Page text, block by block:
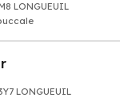
LONGUEUIL
LONGUEUIL